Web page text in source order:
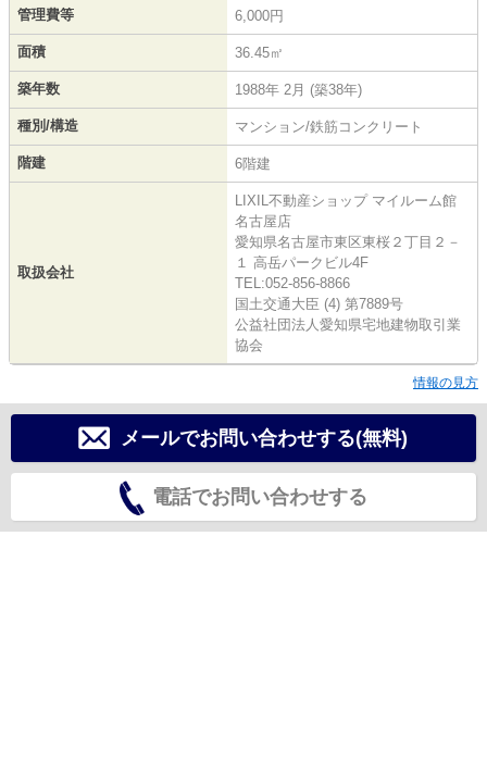
管理費等 6,000円
面積 36.45㎡
築年数 1988年 2月 (築38年)
種別/構造 マンション/鉄筋コンクリート
階建 6階建
取扱会社
LIXIL不動産ショップ マイルーム館
名古屋店
愛知県名古屋市東区東桜２丁目２－
１ 高岳パークビル4F
TEL:052-856-8866
国土交通大臣 (4) 第7889号
公益社団法人愛知県宅地建物取引業
協会
情報の見方
メールでお問い合わせする(無料)
電話でお問い合わせする